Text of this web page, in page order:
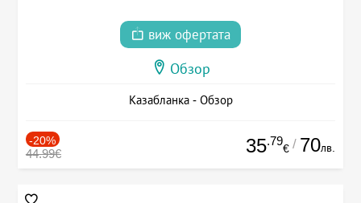
виж офертата
Обзор
Казабланка - Обзор
-20%
44.99€ 35.79
€ / 70лв.